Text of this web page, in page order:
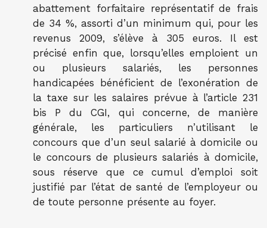
abattement forfaitaire représentatif de frais
de 34 %, assorti d’un minimum qui, pour les
revenus 2009, s’élève à 305 euros. Il est
précisé enfin que, lorsqu’elles emploient un
ou plusieurs salariés, les personnes
handicapées bénéficient de l’exonération de
la taxe sur les salaires prévue à l’article 231
bis P du CGI, qui concerne, de manière
générale, les particuliers n’utilisant le
concours que d’un seul salarié à domicile ou
le concours de plusieurs salariés à domicile,
sous réserve que ce cumul d’emploi soit
justifié par l’état de santé de l’employeur ou
de toute personne présente au foyer.